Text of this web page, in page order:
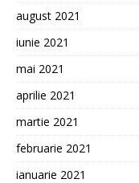
august 2021
iunie 2021
mai 2021
aprilie 2021
martie 2021
februarie 2021
ianuarie 2021